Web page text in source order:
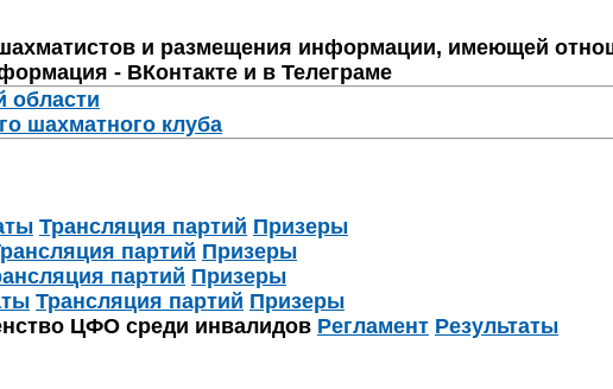
и размещения информации, имеющей
- ВКонтакте и в Телеграме
области
шахматного клуба
Трансляция партий Призеры
партий Призеры
партий Призеры
Трансляция партий Призеры
ЦФО среди инвалидов Регламент Результаты